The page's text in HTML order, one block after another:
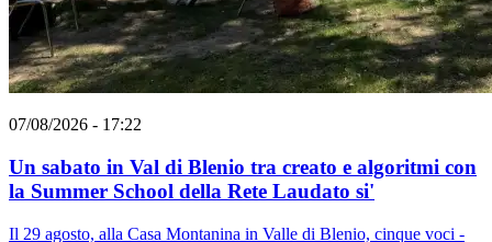
07/08/2026 - 17:22
Un sabato in Val di Blenio tra creato e algoritmi con
la Summer School della Rete Laudato si'
Il 29 agosto, alla Casa Montanina in Valle di Blenio, cinque voci -